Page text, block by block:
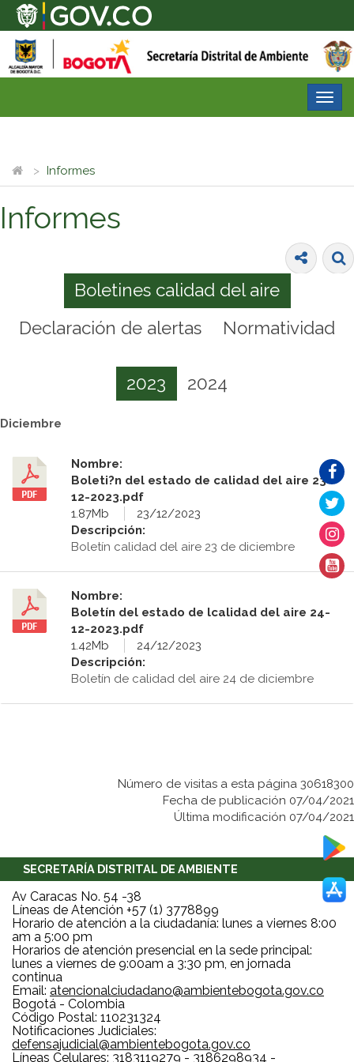
Informes
Informes
Boletines calidad del aire
Declaración de alertas
Normatividad
2023 2024
Diciembre
Nombre:
Boleti?n del estado de calidad del aire 23-
12-2023.pdf
1.87Mb
23/12/2023
Descripción:
Boletín calidad del aire 23 de diciembre
Nombre:
Boletín del estado de lcalidad del aire 24-
12-2023.pdf
1.42Mb
24/12/2023
Descripción:
Boletín de calidad del aire 24 de diciembre
Número de visitas a esta página 30618300
Fecha de publicación 07/04/2021
Última modificación 07/04/2021
SECRETARÍA DISTRITAL DE AMBIENTE
Av Caracas No. 54 -38
Líneas de Atención +57 (1) 3778899
Horario de atención a la ciudadanía: lunes a viernes 8:00
am a 5:00 pm
Horarios de atención presencial en la sede principal:
lunes a viernes de 9:00am a 3:30 pm, en jornada
continua
Email: atencionalciudadano@ambientebogota.gov.co
Bogotá - Colombia
Código Postal: 110231324
Notificaciones Judiciales:
defensajudicial@ambientebogota.gov.co
Líneas Celulares: 3183119279 - 3186298934 -